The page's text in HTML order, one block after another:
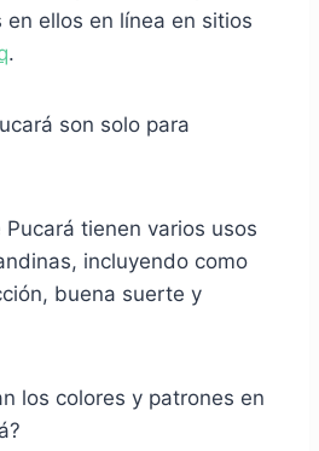
ellos en línea en sitios
.
son solo para
Pucará tienen varios usos
incluyendo como
buena suerte y
los colores y patrones en